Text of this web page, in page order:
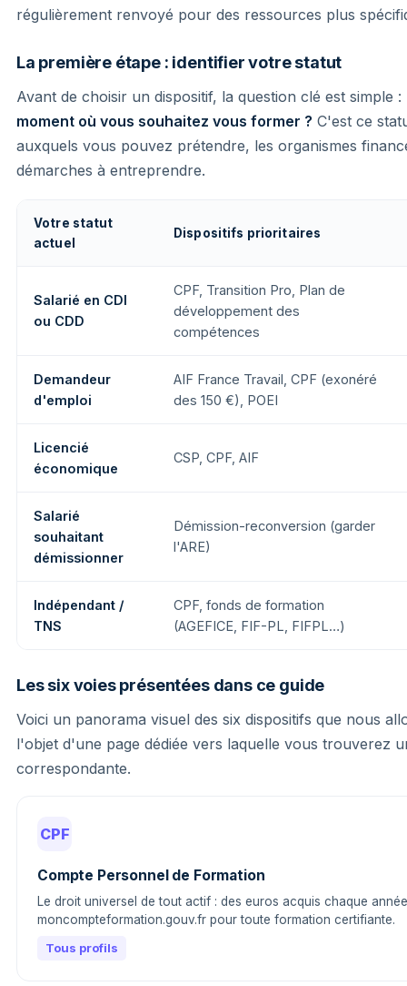
régulièrement renvoyé pour des ressources plus
La première étape : identifier votre statut
Avant de choisir un dispositif, la question clé est simple :
moment où vous souhaitez vous former ? C'est ce
auxquels vous pouvez prétendre, les organismes
démarches à entreprendre.
Votre statut
actuel
Dispositifs prioritaires
Salarié en CDI
ou CDD
CPF, Transition Pro, Plan de
développement des
compétences
Demandeur
d'emploi
AIF France Travail, CPF (exonéré
des 150 €), POEI
Licencié
économique
CSP, CPF, AIF
Salarié
souhaitant
démissionner
Démission-reconversion (garder
l'ARE)
Indépendant /
TNS
CPF, fonds de formation
(AGEFICE, FIF-PL, FIFPL…)
Les six voies présentées dans ce guide
Voici un panorama visuel des six dispositifs que nous
l'objet d'une page dédiée vers laquelle vous trouverez
correspondante.
CPF
Compte Personnel de Formation
Le droit universel de tout actif : des euros acquis chaque
moncompteformation.gouv.fr pour toute formation certifiante.
Tous profils